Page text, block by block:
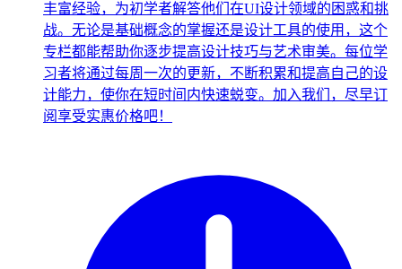
丰富经验，为初学者解答他们在UI设计领域的困惑和挑
战。无论是基础概念的掌握还是设计工具的使用，这个
专栏都能帮助你逐步提高设计技巧与艺术审美。每位学
习者将通过每周一次的更新，不断积累和提高自己的设
计能力，使你在短时间内快速蜕变。加入我们，尽早订
阅享受实惠价格吧！